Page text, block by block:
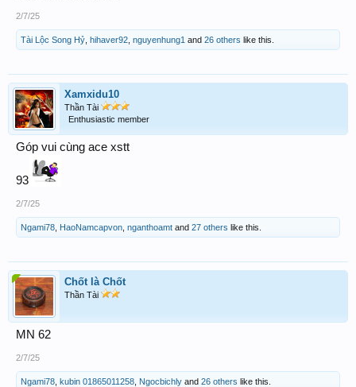
2/7/25
Tài Lộc Song Hỷ hihaver92 nguyenhung1 and 26 others like this.
Xamxidu10
Thần Tài
Enthusiastic member
Góp vui cùng ace xstt
93
2/7/25
Ngami78 HaoNamcapvon nganthoamt and 27 others like this.
Chốt là Chốt
Thần Tài
MN 62
2/7/25
Ngami78 kubin 01865011258 Ngocbichly and 26 others like this.